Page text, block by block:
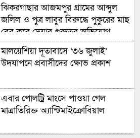
ঝিকরগাছার আজমপুর গ্রামের আব্দুল
জলিল ও পুত্র লাবুর বিরুদ্ধে পুকুরের মাছ
বের করে দেয়ার গুরুতর অভিযোগ
উঠেছে
মালয়েশিয়া দূতাবাসে ‘৩৬ জুলাই’
উদযাপনে প্রবাসীদের ক্ষোভ প্রকাশ
এবার পোলট্রি মাংসে পাওয়া গেল
মাত্রাতিরিক্ত অ্যান্টিমাইক্রোবিয়াল